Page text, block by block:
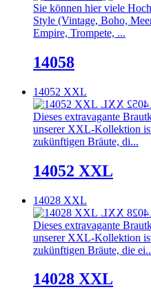
Sie können hier viele
Style (Vintage, Boho,
Empire, Trompete, ...
14058
14052 XXL
Dieses extravagante
unserer XXL-Kollektion
zukünftigen Bräute, di...
14052 XXL
14028 XXL
Dieses extravagante
unserer XXL-Kollektion
zukünftigen Bräute, die
14028 XXL